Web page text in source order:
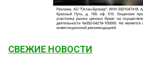
СВЕЖИЕ НОВОСТИ